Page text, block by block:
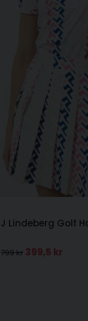
J Lindeberg Golf
799 kr 399,5 kr